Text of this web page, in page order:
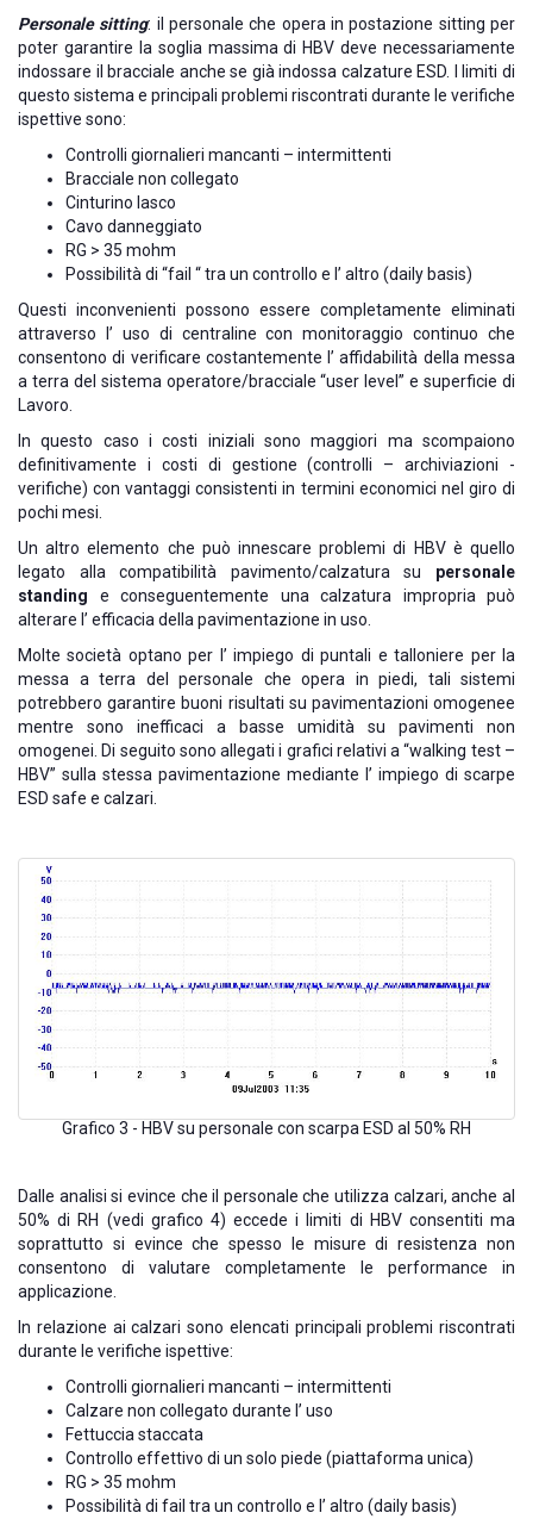
Personale sitting: il personale che opera in postazione sitting per
poter garantire la soglia massima di HBV deve necessariamente
indossare il bracciale anche se già indossa calzature ESD. I limiti di
questo sistema e principali problemi riscontrati durante le verifiche
ispettive sono:
Controlli giornalieri mancanti – intermittenti
Bracciale non collegato
Cinturino lasco
Cavo danneggiato
RG > 35 mohm
Possibilità di “fail “ tra un controllo e l’ altro (daily basis)
Questi inconvenienti possono essere completamente eliminati
attraverso l’ uso di centraline con monitoraggio continuo che
consentono di verificare costantemente l’ affidabilità della messa
a terra del sistema operatore/bracciale “user level” e superficie di
Lavoro.
In questo caso i costi iniziali sono maggiori ma scompaiono
definitivamente i costi di gestione (controlli – archiviazioni -
verifiche) con vantaggi consistenti in termini economici nel giro di
pochi mesi.
Un altro elemento che può innescare problemi di HBV è quello
legato alla compatibilità pavimento/calzatura su personale
standing e conseguentemente una calzatura impropria può
alterare l’ efficacia della pavimentazione in uso.
Molte società optano per l’ impiego di puntali e talloniere per la
messa a terra del personale che opera in piedi, tali sistemi
potrebbero garantire buoni risultati su pavimentazioni omogenee
mentre sono inefficaci a basse umidità su pavimenti non
omogenei. Di seguito sono allegati i grafici relativi a “walking test –
HBV” sulla stessa pavimentazione mediante l’ impiego di scarpe
ESD safe e calzari.
Grafico 3 - HBV su personale con scarpa ESD al 50% RH
Dalle analisi si evince che il personale che utilizza calzari, anche al
50% di RH (vedi grafico 4) eccede i limiti di HBV consentiti ma
soprattutto si evince che spesso le misure di resistenza non
consentono di valutare completamente le performance in
applicazione.
In relazione ai calzari sono elencati principali problemi riscontrati
durante le verifiche ispettive:
Controlli giornalieri mancanti – intermittenti
Calzare non collegato durante l’ uso
Fettuccia staccata
Controllo effettivo di un solo piede (piattaforma unica)
RG > 35 mohm
Possibilità di fail tra un controllo e l’ altro (daily basis)